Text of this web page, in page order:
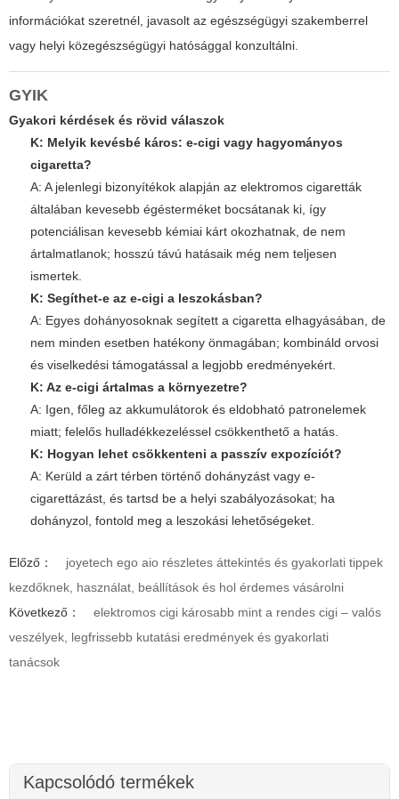
információkat szeretnél, javasolt az egészségügyi szakemberrel
vagy helyi közegészségügyi hatósággal konzultálni.
GYIK
Gyakori kérdések és rövid válaszok
K: Melyik kevésbé káros: e-cigi vagy hagyományos
cigaretta?
A: A jelenlegi bizonyítékok alapján az elektromos cigaretták
általában kevesebb égésterméket bocsátanak ki, így
potenciálisan kevesebb kémiai kárt okozhatnak, de nem
ártalmatlanok; hosszú távú hatásaik még nem teljesen
ismertek.
K: Segíthet-e az e-cigi a leszokásban?
A: Egyes dohányosoknak segített a cigaretta elhagyásában, de
nem minden esetben hatékony önmagában; kombináld orvosi
és viselkedési támogatással a legjobb eredményekért.
K: Az e-cigi ártalmas a környezetre?
A: Igen, főleg az akkumulátorok és eldobható patronelemek
miatt; felelős hulladékkezeléssel csökkenthető a hatás.
K: Hogyan lehet csökkenteni a passzív expozíciót?
A: Kerüld a zárt térben történő dohányzást vagy e-
cigarettázást, és tartsd be a helyi szabályozásokat; ha
dohányzol, fontold meg a leszokási lehetőségeket.
Előző：
joyetech ego aio részletes áttekintés és gyakorlati tippek
kezdőknek, használat, beállítások és hol érdemes vásárolni
Következő：
elektromos cigi károsabb mint a rendes cigi – valós
veszélyek, legfrissebb kutatási eredmények és gyakorlati
tanácsok
Kapcsolódó termékek